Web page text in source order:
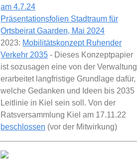
am 4.7.24
Präsentationsfolien Stadtraum für
Ortsbeirat Gaarden, Mai 2024
2023: Mobilitätskonzept Ruhender
Verkehr 2035 - Dieses Konzeptpapier
ist sozusagen eine von der Verwaltung
erarbeitet langfristige Grundlage dafür,
welche Gedanken und Ideen bis 2035
Leitlinie in Kiel sein soll. Von der
Ratsversammlung Kiel am 17.11.22
beschlossen (vor der Mitwirkung)